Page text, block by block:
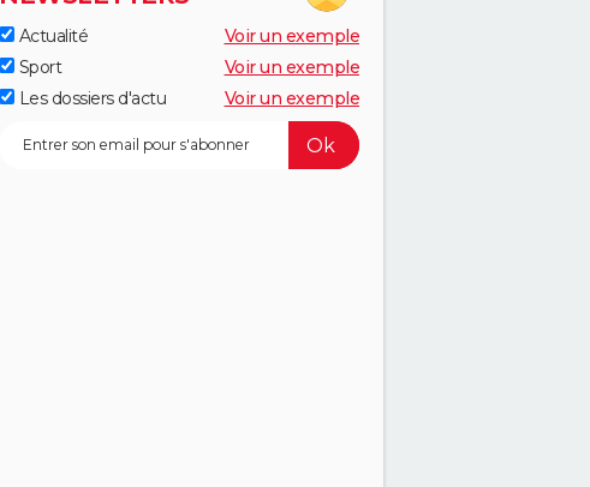
Actualité
Voir un exemple
Sport
Voir un exemple
Les dossiers d'actu
Voir un exemple